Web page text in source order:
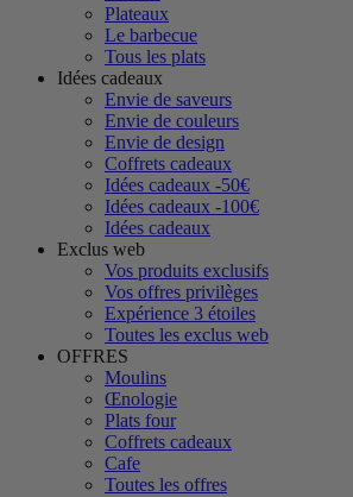
Plateaux
Le barbecue
Tous les plats
Idées cadeaux
Envie de saveurs
Envie de couleurs
Envie de design
Coffrets cadeaux
Idées cadeaux -50€
Idées cadeaux -100€
Idées cadeaux
Exclus web
Vos produits exclusifs
Vos offres privilèges
Expérience 3 étoiles
Toutes les exclus web
OFFRES
Moulins
Œnologie
Plats four
Coffrets cadeaux
Cafe
Toutes les offres